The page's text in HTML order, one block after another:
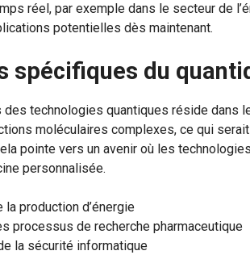
réel, par exemple dans le secteur de
potentielles dès maintenant.
spécifiques du
des technologies quantiques réside dans
moléculaires complexes, ce qui
pointe vers un avenir où les
personnalisée.
production d’énergie
processus de recherche pharmaceutique
la sécurité informatique